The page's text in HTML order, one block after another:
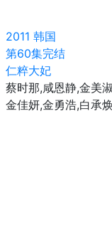
2011 韩国
第60集完结
仁粹大妃
蔡时那,咸恩静,金美
金佳妍,金勇浩,白承